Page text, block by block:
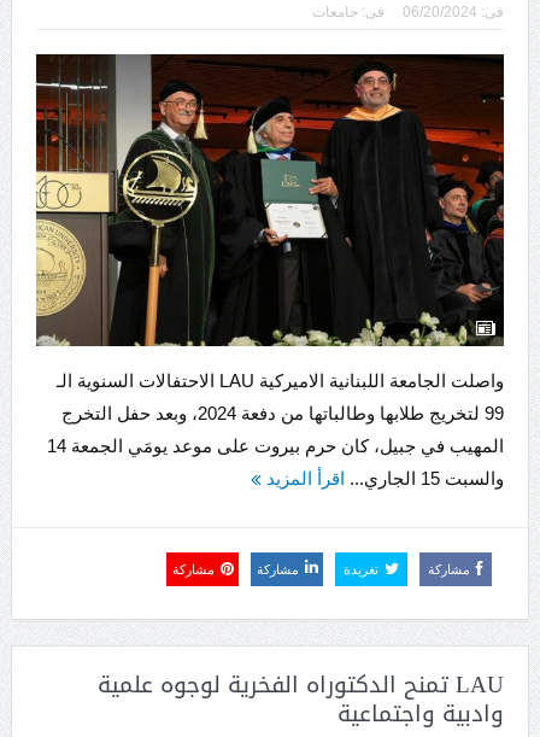
فى: 06/20/2024 فى: جامعات
واصلت الجامعة اللبنانية الاميركية LAU الاحتفالات السنوية الـ
99 لتخريج طلابها وطالباتها من دفعة 2024، وبعد حفل التخرج
المهيب في جبيل، كان حرم بيروت على موعد يومَي الجمعة 14
والسبت 15 الجاري...
اقرأ المزيد
مشاركة تغريدة مشاركة مشاركة
LAU تمنح الدكتوراه الفخرية لوجوه علمية
وادبية واجتماعية